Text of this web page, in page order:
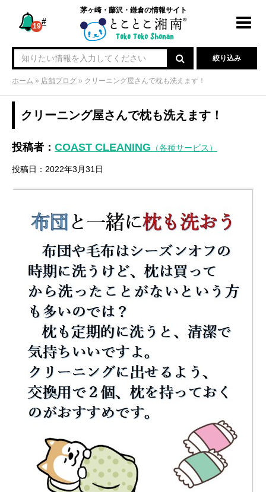
#
19
茅ヶ崎・藤沢・鎌倉の情報サイト
絞り込み
ホーム » 店舗ブログ » クリーニング屋さんで枕も洗えます！
クリーニング屋さんで枕も洗えます！
投稿者： COAST CLEANING （各種サービス）
投稿日：2022年3月31日